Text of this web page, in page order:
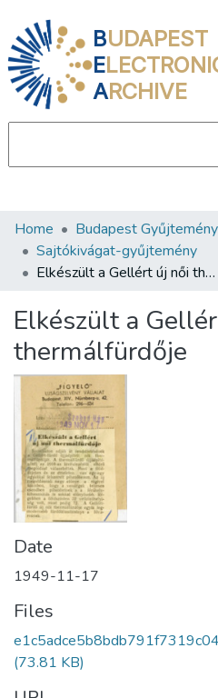
BUDAPEST
E
ARCHIVE
Communities & Collections
All of DSpace
About us
Home Budapest Gyűjtemény
Sajtókivágat-gyűjtemény
Elkészült a Gellért új női thermálfürdője
Elkészült a
thermálfürdője
Date
1949-11-17
Files
(73.81 KB)